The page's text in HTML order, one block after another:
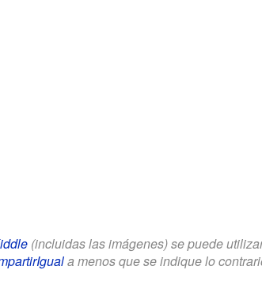
(incluidas las imágenes) se puede
a menos que se indique lo